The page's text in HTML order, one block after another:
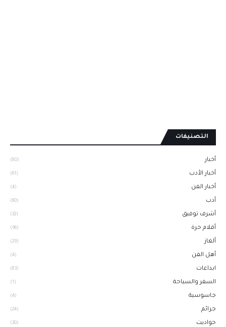
التصنيفات
أخبار (80)
أخبار الأدب (61)
أخبار الفن (4)
أدب (60)
أشرف توفيق (32)
أقلام حرة (96)
ألغاز (29)
أهل الفن (4)
ابداعات (83)
السفر والسياحة (1)
جاسوسية (4)
جرائم (24)
حواديت (30)